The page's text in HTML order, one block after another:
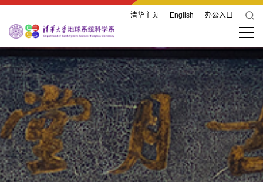
清华主页 English 办公入口